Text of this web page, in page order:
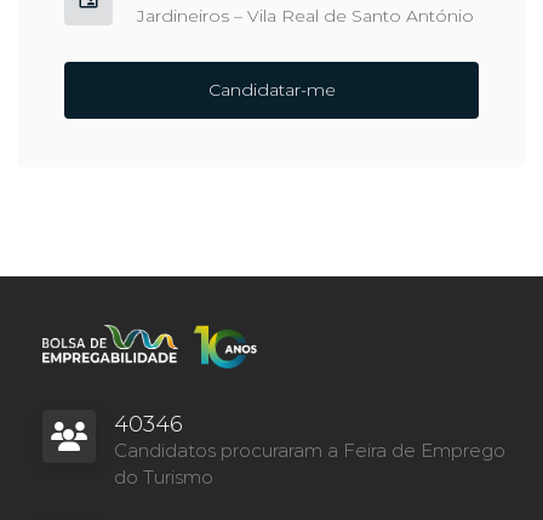
Jardineiros – Vila Real de Santo António
Candidatar-me
40346
Candidatos procuraram a Feira de Emprego
do Turismo